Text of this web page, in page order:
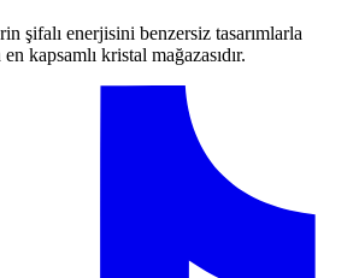
şifalı enerjisini benzersiz tasarımlarla
kapsamlı kristal mağazasıdır.